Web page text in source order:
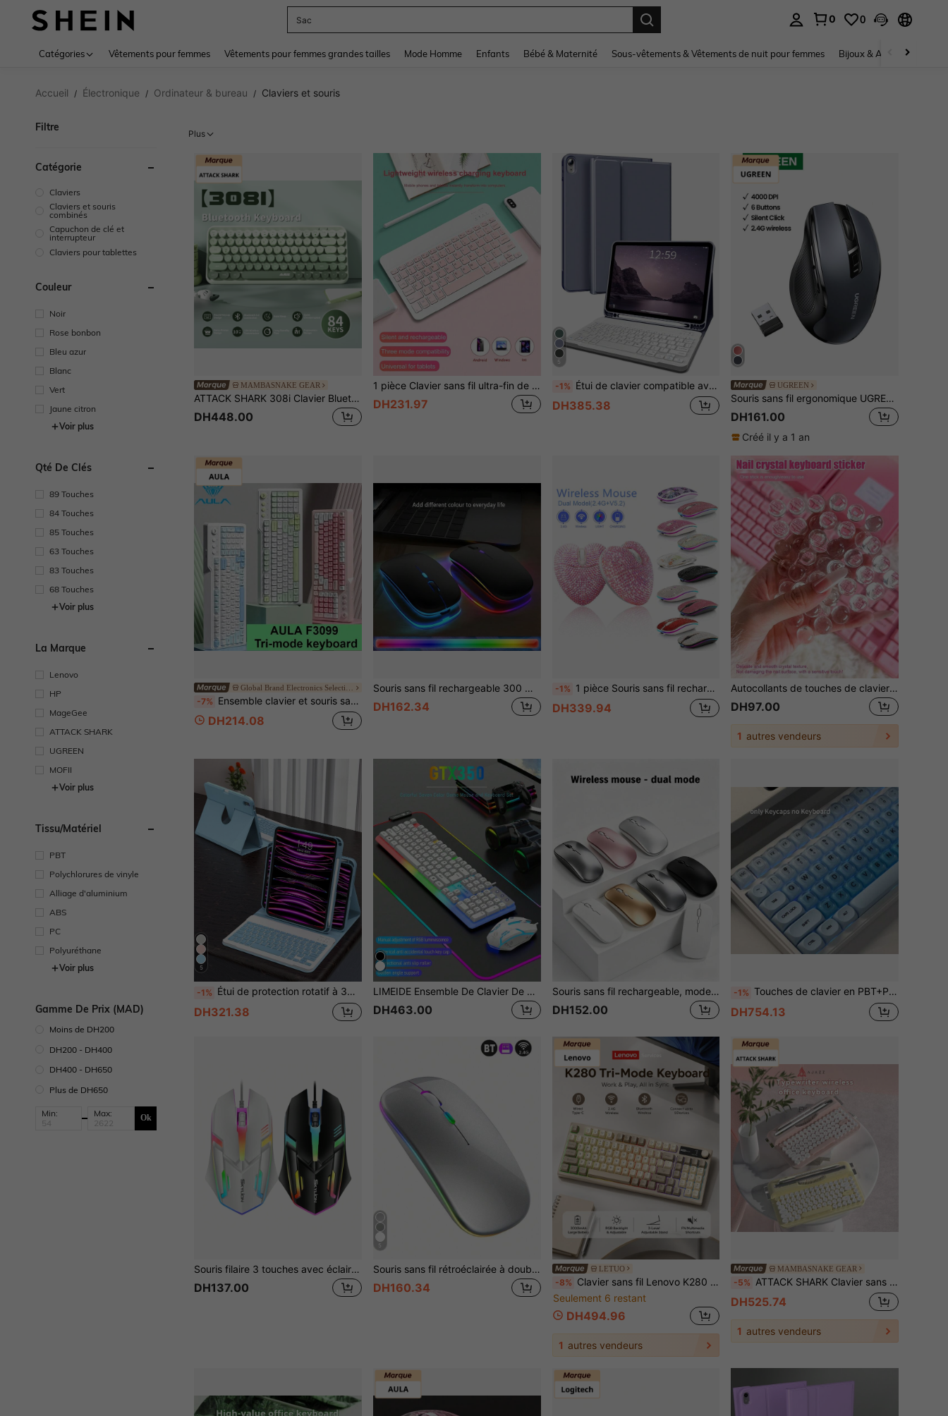
Sac
0 0
Catégories Vêtements pour femmes Vêtements pour femmes grandes tailles Mode Homme Enfants Bébé & Maternité Sous-vêtements & Vêtements de nuit pour femmes Bijoux & Accessoires pour
Accueil / Électronique / Ordinateur & bureau / Claviers et souris
Filtre
Catégorie
Claviers
Claviers et souris
combinés
Capuchon de clé et
interrupteur
Claviers pour tablettes
Couleur
Noir
Rose bonbon
Bleu azur
Blanc
Vert
Jaune citron
Voir plus
Qté De Clés
89 Touches
84 Touches
85 Touches
63 Touches
83 Touches
68 Touches
Voir plus
La Marque
Lenovo
HP
MageGee
ATTACK SHARK
UGREEN
MOFII
Voir plus
Tissu/matériel
PBT
Polychlorures de vinyle
Alliage d'aluminium
ABS
PC
Polyuréthane
Voir plus
Gamme De Prix (MAD)
Moins de DH200
DH200 - DH400
DH400 - DH650
Plus de DH650
Min: Max: Ok
Plus
MAMBASNAKE GEAR
ATTACK SHARK 308i Clavier Bluetooth sans fil, design rétro de machine à écrire avec touches rondes colorées dégradées et mignon chat magnétique, 84 touches, clavier multi-appareils pour iPad/ordinateur portable/PC/Windows/Mac
DH448.00
1 pièce Clavier sans fil ultra-fin de 10 pouces, mini clavier Bluetooth pratique avec batterie rechargeable, compatible avec Android, Windows, convient pour iPad, tablette, téléphone, cadeau de Noël/Halloween
DH231.97
5
-1% Étui de clavier compatible avec iPad (A16) 11 pouces 11e génération (2025), également compatible avec iPad 10,2 pouces 9e/8e/7e génération, Air 4/5/6, 10,9/11 pouces, Pro 11. Prend en charge le réveil/veille automatique, avec clavier sans fil détachable Bluetooth, batterie 150 mAh, support ultra-fin et léger, et fente pour stylet.
DH385.38
UGREEN
Souris sans fil ergonomique UGREEN avec 6 boutons silencieux, sans fil 2,4G avec récepteur USB mini, réglage DPI 5 niveaux 4000DPI pour PC/Mac/Linux ordinateur portable
DH161.00
Créé il y a 1 an
-7% Ensemble clavier et souris sans fil AULA avec rétroéclairage RGB, souris de jeu tri-mode Bluetooth 2.4G, clavier d'ordinateur compatible avec PC, ordinateur portable, Mac
DH214.08
Souris sans fil rechargeable 300 mAh, silencieuse, design ultra-fin (Bluetooth et récepteur USB 2,4 GHz), souris d'ordinateur portable pratique, compatible avec les ordinateurs portables, MacBook et appareils Apple
DH162.34
-1% 1 pièce Souris sans fil rechargeable brillante et colorée, souris sans fil à double mode 2,4 GHz + 5,2 GHz, surface avec cristaux de strass incrustés, souris sans fil étincelante et raffinée, cadeau idéal pour elle
DH339.94
Autocollants de touches de clavier pour nail art avec effet loupe cristal transparent pour filles
DH97.00
1 autres vendeurs
5
-1% Étui de protection rotatif à 360° de 11 pouces, modèle 2025 (A16), avec clavier sans fil Bluetooth amovible, capacité de batterie de 150 mAh, convient pour les modèles Air 11e/10e génération 4/5/6/7 de 10,9 pouces (M2) 2024 (M3), 10,2 pouces, avec clavier sans fil et support pour stylet, mise en veille/réveil automatique - Bleu marine
DH321.38
LIMEIDE Ensemble De Clavier De Jeu Blanc Gtx350 Avec Fil Et Lumière Colorée, Convient Aux Jeux De Sport Électroniques De Bureau Et À Domicile, Ensemble De Clavier Et Souris Lumineux Avec Fil
DH463.00
Souris sans fil rechargeable, mode double 2.4G+BT5.0, souris ultra fine silencieuse portable avec récepteur USB & charge Type-C pour ordinateur portable, PC, tablette, bureau, maison, voyage, batterie 300mAh pour une utilisation durable
DH152.00
-1% Touches de clavier en PBT+PC dégradé bleu ciel, convenant aux claviers mécaniques comme Wooting, compatibles avec les interrupteurs magnétiques
DH754.13
Souris filaire 3 touches avec éclairage coloré, compatible gaming et bureau avec système Windows Microsoft et iOS Apple
DH137.00
5
Souris sans fil rétroéclairée à double mode Bluetooth rechargeable, souris sans fil silencieuse pour ordinateur portable, bureau et jeux
DH160.34
LETUO
-8% Clavier sans fil Lenovo K280 Tri-Mode rétroéclairé RGB 97 touches Bluetooth 2.4G Type-C rechargeable compatible avec PC ordinateur portable tablette
Seulement 6 restant
DH494.96
1 autres vendeurs
MAMBASNAKE GEAR
-5% ATTACK SHARK Clavier sans fil à membrane silencieux Ajazz AF84, connexion double mode Bluetooth/2,4 G, design rétro mignon avec support intégré pour tablette, téléphone, PC et Win/Mac
DH525.74
1 autres vendeurs